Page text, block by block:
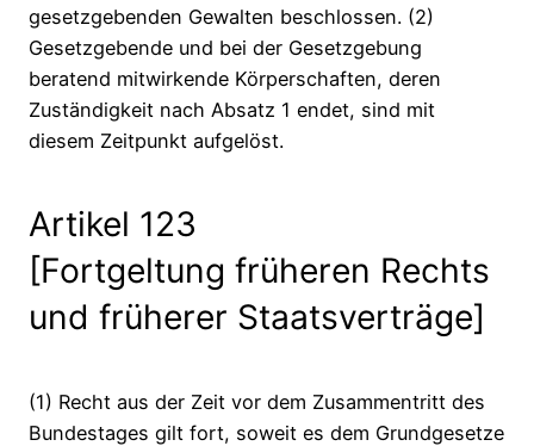
gesetzgebenden Gewalten beschlossen. (2)
Gesetzgebende und bei der Gesetzgebung
beratend mitwirkende Körperschaften, deren
Zuständigkeit nach Absatz 1 endet, sind mit
diesem Zeitpunkt aufgelöst.
Artikel 123
[Fortgeltung früheren Rechts
und früherer Staatsverträge]
(1) Recht aus der Zeit vor dem Zusammentritt des
Bundestages gilt fort, soweit es dem Grundgesetze